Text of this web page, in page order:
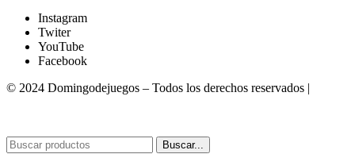
Instagram
Twiter
YouTube
Facebook
© 2024 Domingodejuegos – Todos los derechos reservados |
Buscar...